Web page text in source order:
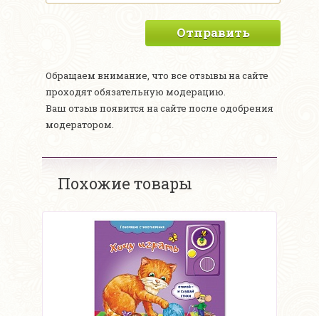
Отправить
Обращаем внимание, что все отзывы на сайте
проходят обязательную модерацию.
Ваш отзыв появится на сайте после одобрения
модератором.
Похожие товары